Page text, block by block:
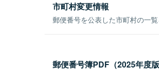
市町村変更情報
郵便番号を公表した市町村の一
郵便番号簿PDF（2025年度版